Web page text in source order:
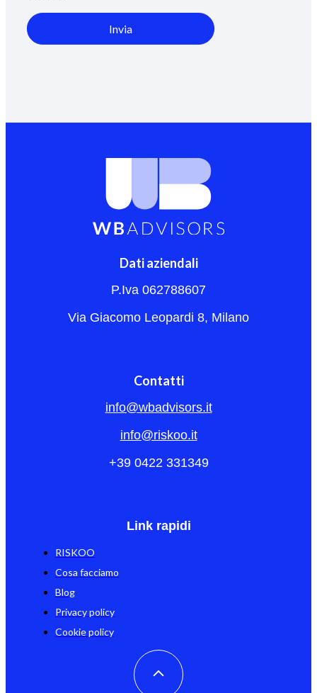
Invia
Dati aziendali
P.Iva 062788607
Via Giacomo Leopardi 8, Milano
Contatti
info@wbadvisors.it
info@riskoo.it
+39 0422 331349
Link rapidi
RISKOO
Cosa facciamo
Blog
Privacy policy
Cookie policy